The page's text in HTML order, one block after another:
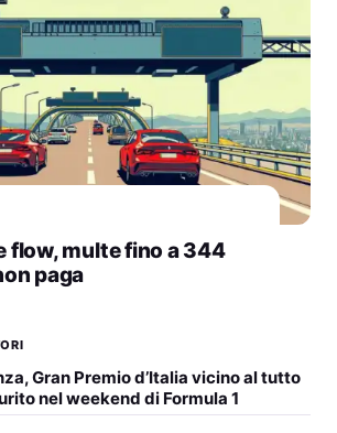
flow, multe fino a 344
paga
Gran Premio d’Italia vicino al tutto
nel weekend di Formula 1